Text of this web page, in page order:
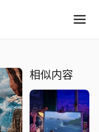
相似内容